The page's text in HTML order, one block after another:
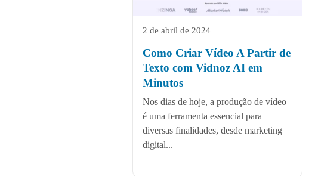
2 de abril de 2024
Como Criar Vídeo A Partir de
Texto com Vidnoz AI em
Minutos
Nos dias de hoje, a produção de vídeo
é uma ferramenta essencial para
diversas finalidades, desde marketing
digital...